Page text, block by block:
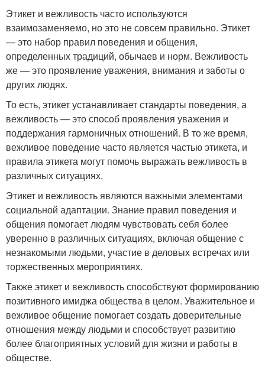
Этикет и вежливость часто используются
взаимозаменяемо, но это не совсем правильно. Этикет
— это набор правил поведения и общения,
определенных традиций, обычаев и норм. Вежливость
же — это проявление уважения, внимания и заботы о
других людях.
То есть, этикет устанавливает стандарты поведения, а
вежливость — это способ проявления уважения и
поддержания гармоничных отношений. В то же время,
вежливое поведение часто является частью этикета, и
правила этикета могут помочь выражать вежливость в
различных ситуациях.
Этикет и вежливость являются важными элементами
социальной адаптации. Знание правил поведения и
общения помогает людям чувствовать себя более
уверенно в различных ситуациях, включая общение с
незнакомыми людьми, участие в деловых встречах или
торжественных мероприятиях.
Также этикет и вежливость способствуют формированию
позитивного имиджа общества в целом. Уважительное и
вежливое общение помогает создать доверительные
отношения между людьми и способствует развитию
более благоприятных условий для жизни и работы в
обществе.